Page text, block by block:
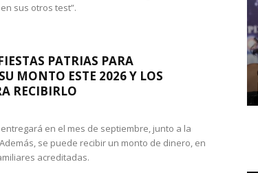
sus otros test”.
PATRIAS PARA
MONTO ESTE 2026 Y LOS
RECIBIRLO
en el mes de septiembre, junto a la
se puede recibir un monto de dinero, en
acreditadas.